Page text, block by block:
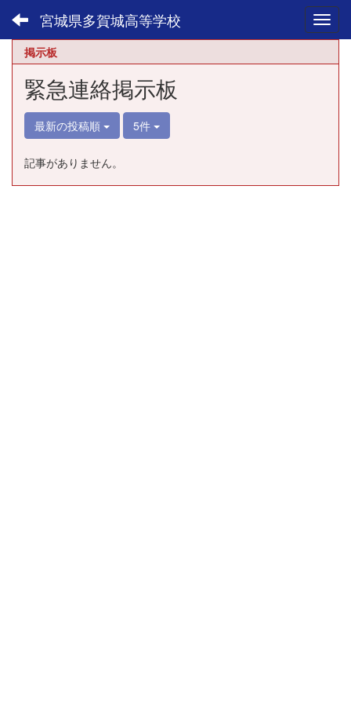
宮城県多賀城高等学校
掲示板
緊急連絡掲示板
最新の投稿順 5件
記事がありません。